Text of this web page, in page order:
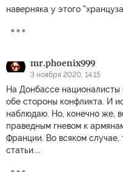
наверняка у этого
mr.phoenix999
3 ноября 2020, 14:15
На Донбассе
обе стороны конфликта. И
наблюдаю. Но, конечно же,
праведным гневом к
Франции. Во всяком случае,
статьи....